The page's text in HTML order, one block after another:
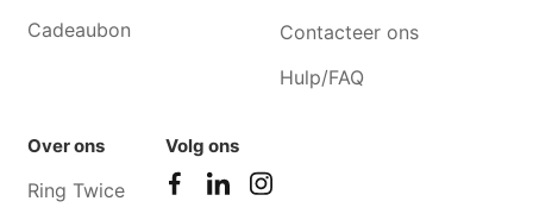
Cadeaubon
Contacteer ons
Hulp/FAQ
Over ons
Ring Twice
Volg ons